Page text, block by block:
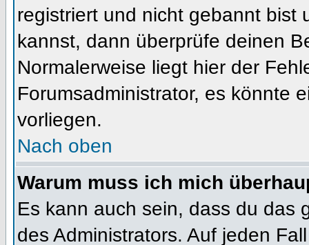
registriert und nicht gebannt bist
kannst, dann überprüfe deinen
Normalerweise liegt hier der
Forumsadministrator, es könnte
vorliegen.
Nach oben
Warum muss ich mich
Es kann auch sein, dass du das
des Administrators. Auf jeden